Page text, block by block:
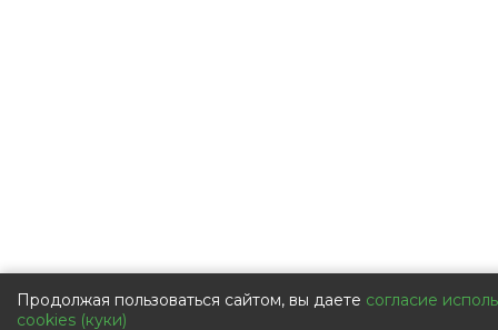
Продолжая пользоваться сайтом, вы даете согласие
cookies (куки)